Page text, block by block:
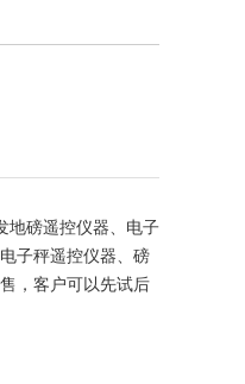
地磅遥控仪器、电子
子秤遥控仪器、磅
，客户可以先试后